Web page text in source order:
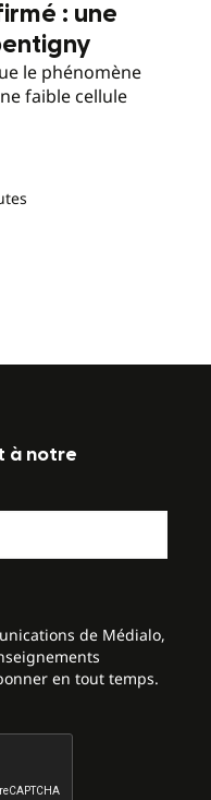
: une
le phénomène
faible cellule
à notre
de Médialo,
en tout temps.